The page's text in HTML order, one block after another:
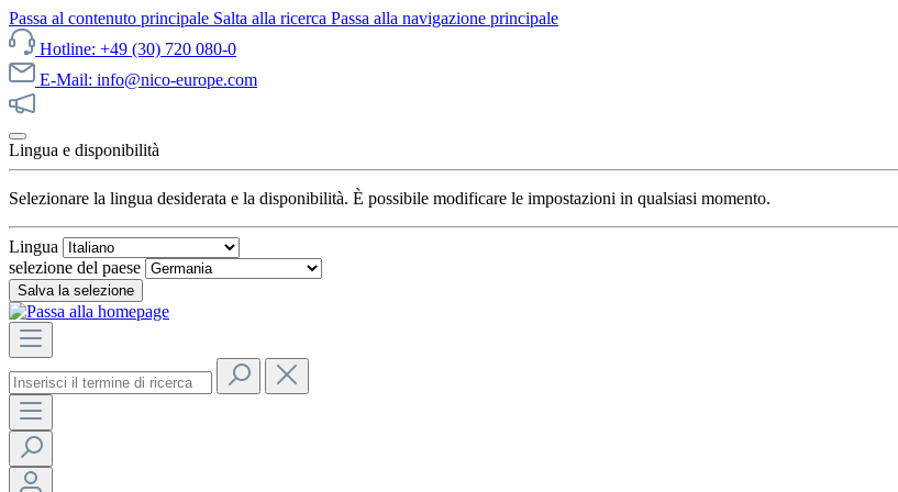
Passa al contenuto principale Salta alla ricerca Passa alla navigazione principale
Hotline: +49 (30) 720 080-0
E-Mail: info@nico-europe.com
Lingua e disponibilità
Selezionare la lingua desiderata e la disponibilità. È possibile modificare le impostazioni in qualsiasi momento.
Lingua
selezione del paese
Salva la selezione